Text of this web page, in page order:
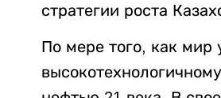
стратегии роста
По мере того, как мир